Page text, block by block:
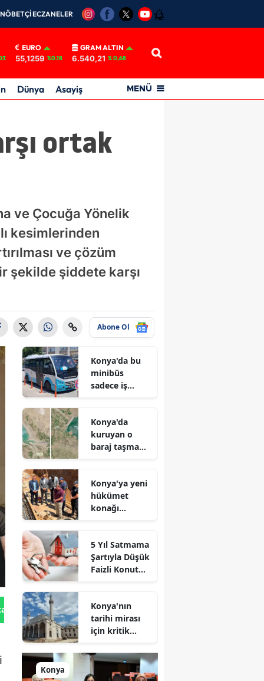
NÖBETÇİ ECZANELER 12
EURO
55,1259 %0.18
GRAM ALTIN
6.540,21 % 0,68
Dünya Asayiş MENÜ
ortak
ve Çocuğa Yönelik
kesimlerinden
ve çözüm
şekilde şiddete karşı
Abone Ol
Gönder
Konya'da bu
minibüs
sadece iş
Konya'da
kuruyan o
baraj taşma
Konya'ya yeni
hükümet
konağı
5 Yıl Satmama
Şartıyla Düşük
Faizli Konut
Konya'nın
tarihi mirası
için kritik
durum
açıklandı
Konya